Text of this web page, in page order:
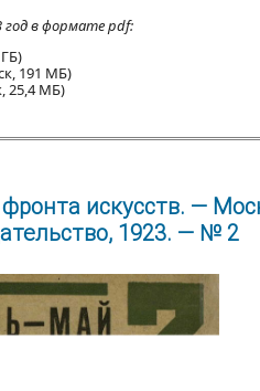
в формате pdf:
191 МБ)
25,4 МБ)
искусств. —
1923. — № 2